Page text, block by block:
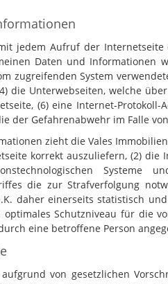
jedem Aufruf der
Daten und Informationen
zugreifenden System
die Unterwebseiten, welche
(6) eine Internet-Protokoll-
der Gefahrenabwehr im Falle
zieht die Vales
korrekt auszuliefern, (2)
die zur Strafverfolgung
daher einerseits statistisch
Schutzniveau für die
eine betroffene Person
von gesetzlichen